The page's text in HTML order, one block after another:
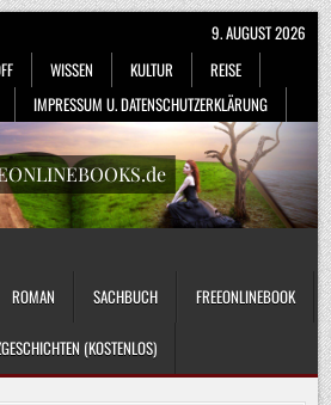
WISSEN KULTUR
REISE
IMPRESSUM U. DATENSCHUTZERKLÄRUNG
9. AUGUST 2026
ROMAN SACHBUCH FREEONLINEBOOK
(KOSTENLOS)